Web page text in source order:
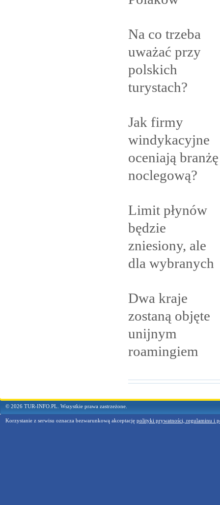
Na co trzeba
uważać przy
polskich
turystach?
Jak firmy
windykacyjne
oceniają branżę
noclegową?
Limit płynów
będzie
zniesiony, ale
dla wybranych
Dwa kraje
zostaną objęte
unijnym
roamingiem
© 2026 TUR-INFO.PL. Wszystkie prawa zastrzeżone.
Korzystanie z serwisu oznacza bezwarunkową akceptację polityki prywatności, regulaminu i